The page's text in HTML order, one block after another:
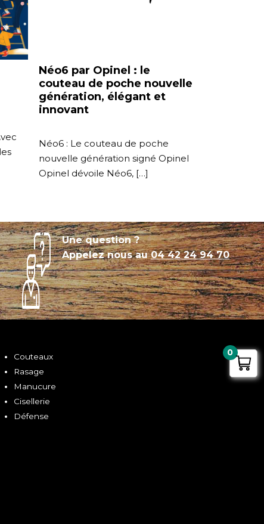
Néo6 par Opinel : le
couteau de poche nouvelle
génération, élégant et
innovant
Néo6 : Le couteau de poche
nouvelle génération signé Opinel
Opinel dévoile Néo6, […]
Une question ?
Appelez nous au04 42 24 94 70
Couteaux
Rasage
Manucure
Cisellerie
Défense
0